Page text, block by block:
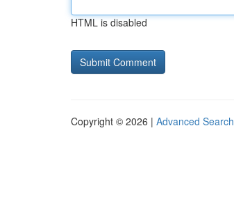
HTML is disabled
Copyright © 2026 | Advanced Search